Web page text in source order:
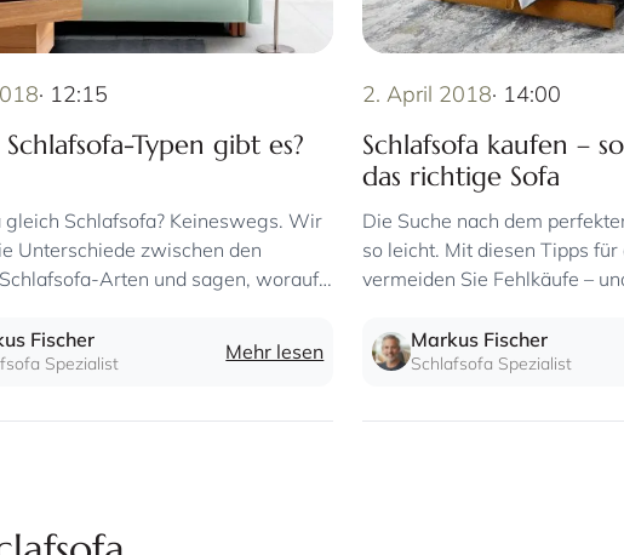
· 12:15
Typen gibt es?
gleich Schlafsofa? Keineswegs. Wir
Unterschiede zwischen den
Arten und sagen, worauf
Fischer
Spezialist Mehr lesen
2. April 2018· 14:00
Schlafsofa kaufen –
das richtige Sofa
Die Suche nach dem
so leicht. Mit diesen Tipps für
vermeiden Sie Fehlkäufe –
Markus Fischer
Schlafsofa Spezialist